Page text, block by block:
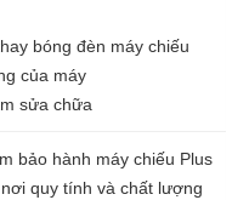
bóng đèn máy chiếu
của máy
sửa chữa
bảo hành máy chiếu Plus
quy tính và chất lượng